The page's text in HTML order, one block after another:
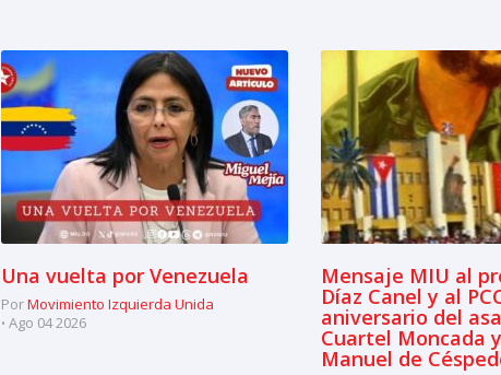
Una vuelta por Venezuela
PorMovimiento Izquierda Unida
Ago 04 2026
Mensaje MIU al
Díaz Canel y al
aniversario del
Cuartel Moncada
Manuel de